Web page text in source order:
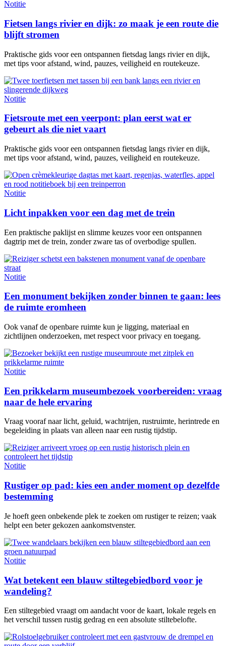
Notitie
Fietsen langs rivier en dijk: zo maak je een route die
blijft stromen
Praktische gids voor een ontspannen fietsdag langs rivier en dijk,
met tips voor afstand, wind, pauzes, veiligheid en routekeuze.
Notitie
Fietsroute met een veerpont: plan eerst wat er
gebeurt als die niet vaart
Praktische gids voor een ontspannen fietsdag langs rivier en dijk,
met tips voor afstand, wind, pauzes, veiligheid en routekeuze.
Notitie
Licht inpakken voor een dag met de trein
Een praktische paklijst en slimme keuzes voor een ontspannen
dagtrip met de trein, zonder zware tas of overbodige spullen.
Notitie
Een monument bekijken zonder binnen te gaan: lees
de ruimte eromheen
Ook vanaf de openbare ruimte kun je ligging, materiaal en
zichtlijnen onderzoeken, met respect voor privacy en toegang.
Notitie
Een prikkelarm museumbezoek voorbereiden: vraag
naar de hele ervaring
Vraag vooraf naar licht, geluid, wachtrijen, rustruimte, herintrede en
begeleiding in plaats van alleen naar een rustig tijdstip.
Notitie
Rustiger op pad: kies een ander moment op dezelfde
bestemming
Je hoeft geen onbekende plek te zoeken om rustiger te reizen; vaak
helpt een beter gekozen aankomstvenster.
Notitie
Wat betekent een blauw stiltegebiedbord voor je
wandeling?
Een stiltegebied vraagt om aandacht voor de kaart, lokale regels en
het verschil tussen rustig gedrag en een absolute stiltebelofte.